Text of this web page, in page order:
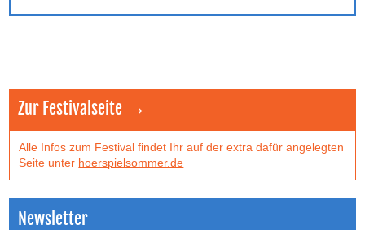
Zur Festivalseite →
Alle Infos zum Festival findet Ihr auf der extra dafür angelegten
Seite unter hoerspielsommer.de
Newsletter